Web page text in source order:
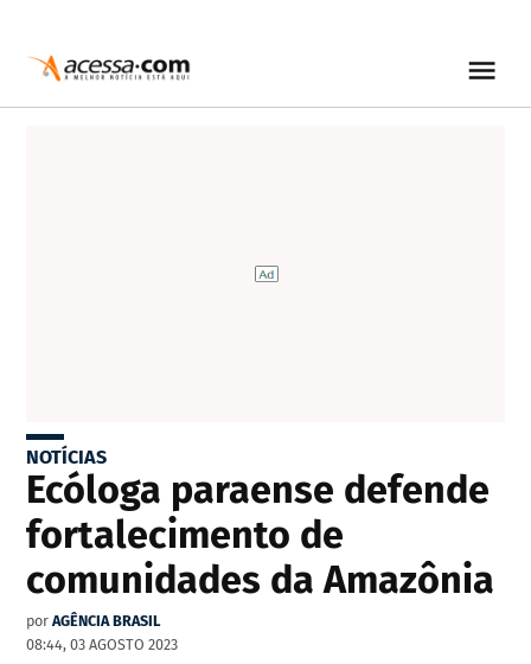
NOTÍCIAS
Ecóloga paraense defende
fortalecimento de
comunidades da Amazônia
por AGÊNCIA BRASIL
08:44, 03 AGOSTO 2023